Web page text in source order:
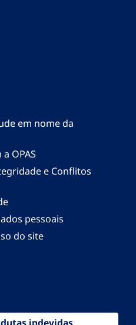
em nome da
OPAS
e Conflitos
pessoais
do site